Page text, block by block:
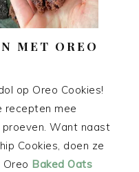
MET OREO
op Oreo Cookies!
recepten mee
Want naast
Cookies, doen ze
Baked Oats